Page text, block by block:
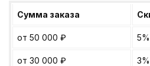
Сумма заказа
от 50 000 ₽ 5%
от 30 000 ₽ 3%